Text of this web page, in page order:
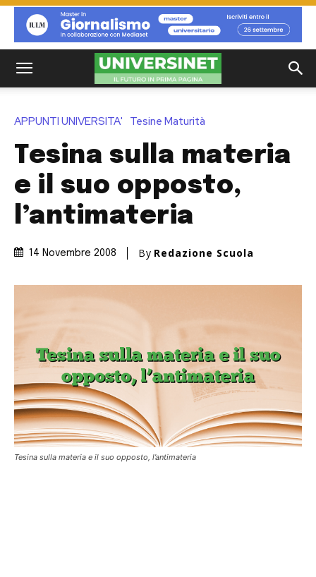
APPUNTI UNIVERSITA' Tesine Maturità
Tesina sulla materia
e il suo opposto,
l’antimateria
14 Novembre 2008 By Redazione Scuola
Tesina sulla materia e il suo opposto, l’antimateria